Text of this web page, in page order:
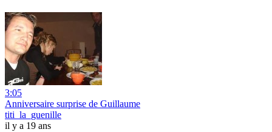
3:05
Anniversaire surprise de Guillaume
titi_la_guenille
il y a 19 ans